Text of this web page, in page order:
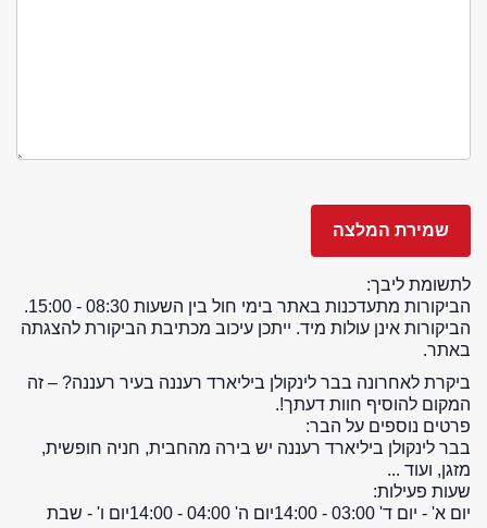
לתשומת ליבך:
הביקורות מתעדכנות באתר בימי חול בין השעות 08:30 - 15:00.
הביקורות אינן עולות מיד. ייתכן עיכוב מכתיבת הביקורת להצגתה
באתר.
ביקרת לאחרונה בבר לינקולן ביליארד רעננה בעיר רעננה? – זה
המקום להוסיף חוות דעתך!.
פרטים נוספים על הבר:
בבר לינקולן ביליארד רעננה יש בירה מהחבית, חניה חופשית,
מזגן, ועוד ...
שעות פעילות:
יום א' - יום ד' 03:00 - 14:00
יום ה' 04:00 - 14:00
יום ו' - שבת